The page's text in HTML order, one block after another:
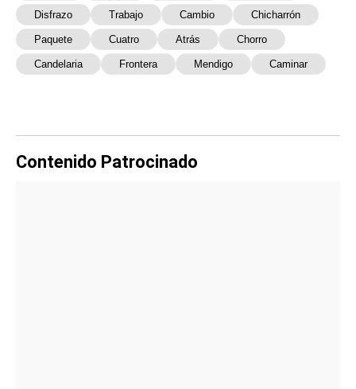
Disfrazo Trabajo Cambio Chicharrón
Paquete Cuatro Atrás Chorro
Candelaria Frontera Mendigo Caminar
Contenido Patrocinado